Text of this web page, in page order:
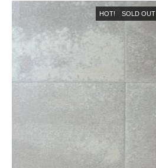
HOT! SOLD OUT